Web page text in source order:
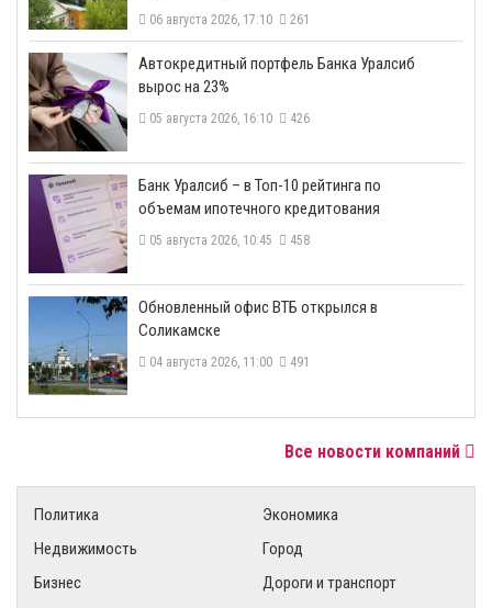
06 августа 2026, 17:10 261
​Автокредитный портфель Банка Уралсиб
вырос на 23%
05 августа 2026, 16:10 426
​Банк Уралсиб – в Топ-10 рейтинга по
объемам ипотечного кредитования
05 августа 2026, 10:45 458
​Обновленный офис ВТБ открылся в
Соликамске
04 августа 2026, 11:00 491
Все новости компаний
Политика
Экономика
Недвижимость
Город
Бизнес
Дороги и транспорт